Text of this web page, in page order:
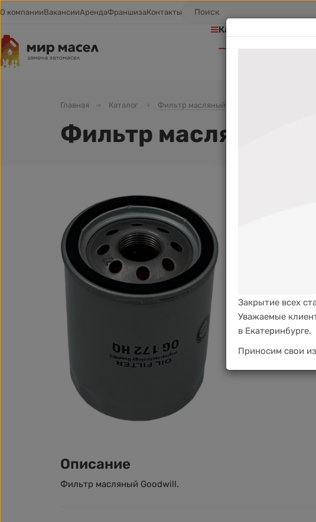
О компанииВакансииАрендаФраншизаКонтакты
Каталог товаров
Главная Каталог Фильтр масляный
Фильтр масляный
Описание
Фильтр масляный Goodwill.
Закрытие всех
Уважаемые
в Екатеринбурге.
Приносим свои